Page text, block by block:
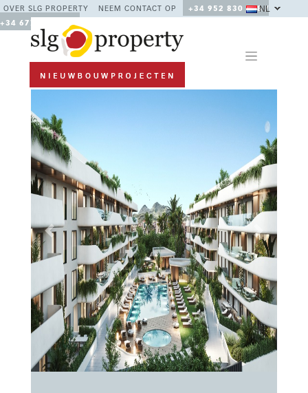
OVER SLG PROPERTY NEEM CONTACT OP
+34 952 830 378 /
+34 677 670 480
NL
Previous Next